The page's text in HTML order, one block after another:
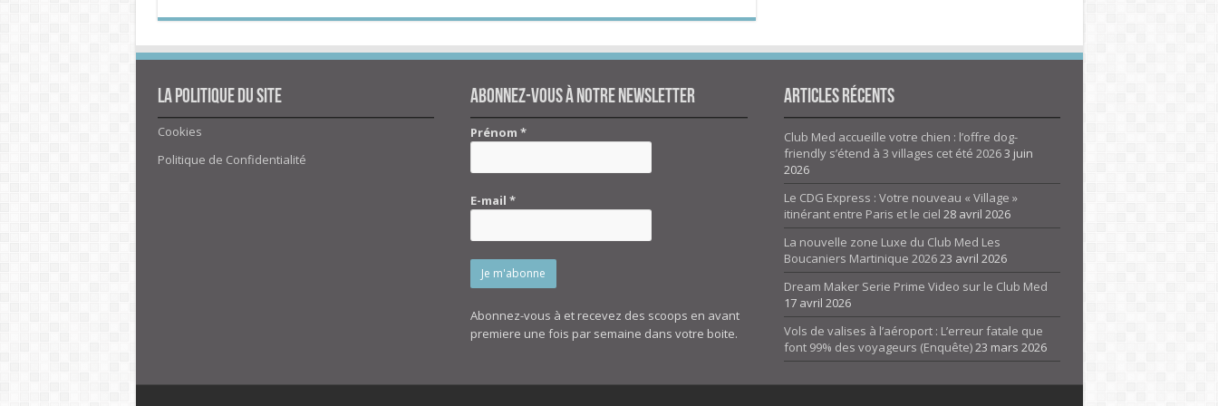
La politique du site
Cookies
Politique de Confidentialité
Abonnez-vous à notre newsletter
Prénom*
E-mail*
Abonnez-vous à et recevez des scoops en avant
premiere une fois par semaine dans votre boite.
Articles Récents
Club Med accueille votre chien : l’offre dog-
friendly s’étend à 3 villages cet été 20263 juin
2026
Le CDG Express : Votre nouveau « Village »
itinérant entre Paris et le ciel 28 avril 2026
La nouvelle zone Luxe du Club Med Les
Boucaniers Martinique 202623 avril 2026
Dream Maker Serie Prime Video sur le Club Med
17 avril 2026
Vols de valises à l’aéroport : L’erreur fatale que
font 99% des voyageurs (Enquête)23 mars 2026